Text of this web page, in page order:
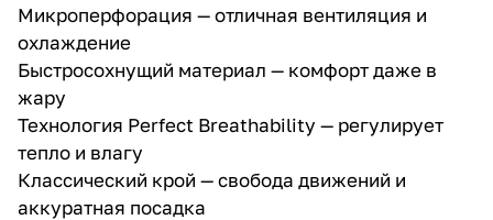
Микроперфорация — отличная вентиляция и
охлаждение
Быстросохнущий материал — комфорт даже в
жару
Технология Perfect Breathability — регулирует
тепло и влагу
Классический крой — свобода движений и
аккуратная посадка